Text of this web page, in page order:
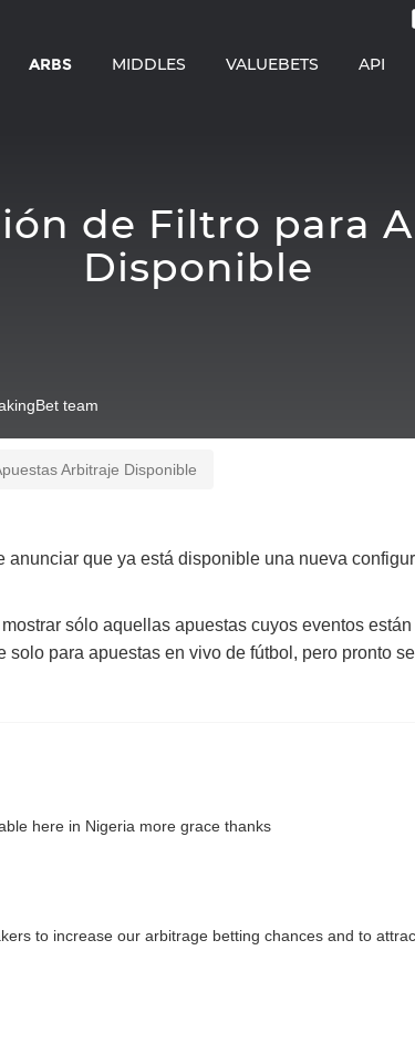
ARBS MIDDLES VALUEBETS API
de Filtro para
Disponible
team
Arbitraje Disponible
que ya está disponible una nueva
sólo aquellas apuestas cuyos eventos
para apuestas en vivo de fútbol, pero pronto
here in Nigeria more grace thanks
to increase our arbitrage betting chances and to